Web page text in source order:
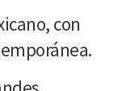
con